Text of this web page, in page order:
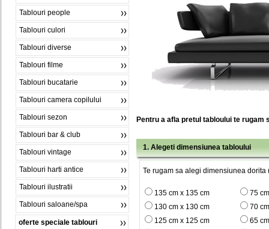
Tablouri people
Tablouri culori
Tablouri diverse
Tablouri filme
Tablouri bucatarie
Tablouri camera copilului
Tablouri sezon
Tablouri bar & club
Tablouri vintage
Tablouri harti antice
Tablouri ilustratii
Tablouri saloane/spa
oferte speciale tablouri
Pentru a afla pretul tabloului te rugam
1. Alegeti dimensiunea tabloului
Te rugam sa alegi dimensiunea dorita
135 cm x 135 cm
75
130 cm x 130 cm
70
125 cm x 125 cm
65